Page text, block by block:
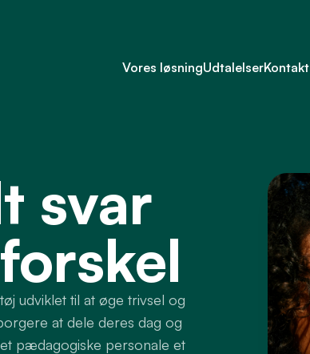
Vores løsningUdtalelserKontakt
svar
udviklet til at øge trivsel og
at dele deres dag og
pædagogiske personale et